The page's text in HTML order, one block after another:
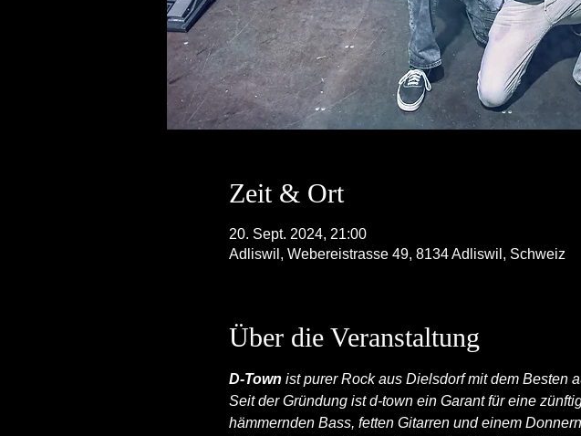
Zeit & Ort
20. Sept. 2024, 21:00
Adliswil, Webereistrasse 49, 8134 Adliswil, Schweiz
Über die Veranstaltung
D-Town ist purer Rock aus Dielsdorf mit dem Besten
Seit der Gründung ist d-town ein Garant für eine
hämmernden Bass, fetten Gitarren und einem